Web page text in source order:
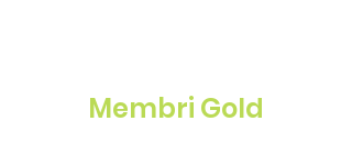
Membri Gold